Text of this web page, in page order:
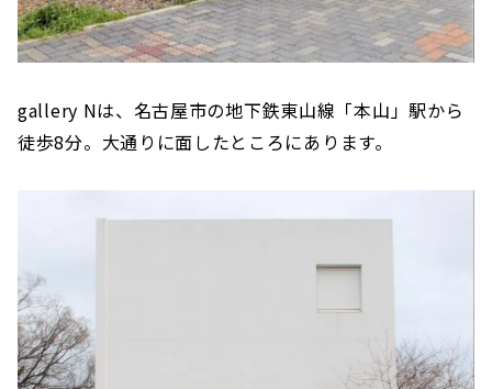
gallery Nは、名古屋市の地下鉄東山線「本山」駅から
徒歩8分。大通りに面したところにあります。